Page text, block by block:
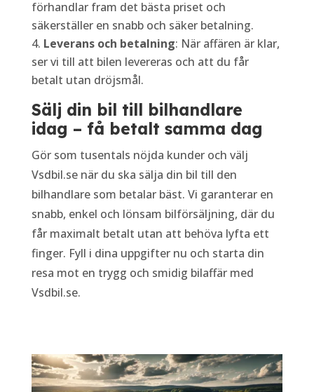
förhandlar fram det bästa priset och
säkerställer en snabb och säker betalning.
Leverans och betalning: När affären är klar,
ser vi till att bilen levereras och att du får
betalt utan dröjsmål.
Sälj din bil till bilhandlare
idag – få betalt samma dag
Gör som tusentals nöjda kunder och välj
Vsdbil.se när du ska sälja din bil till den
bilhandlare som betalar bäst. Vi garanterar en
snabb, enkel och lönsam bilförsäljning, där du
får maximalt betalt utan att behöva lyfta ett
finger. Fyll i dina uppgifter nu och starta din
resa mot en trygg och smidig bilaffär med
Vsdbil.se.